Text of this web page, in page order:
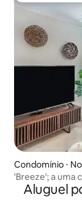
Condomínio ⋅
'Breeze'; a uma
Aluguel